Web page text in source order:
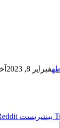
فبراير 8, 2023
بينتيريست